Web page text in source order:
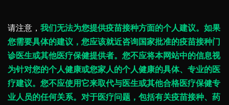
请注意， 我们无法为您提供疫苗接种方面的个人建议。如果
您需要具体的建议，您应该就近咨询国家批准的疫苗接种门
诊医生或其他医疗保健提供者。您不应将本网站中的信息视
为针对您的个人健康或您家人的个人健康的具体、专业的医
疗建议。您不应使用它来取代与医生或其他合格医疗保健专
业人员的任何关系。对于医疗问题，包括有关疫苗接种、药